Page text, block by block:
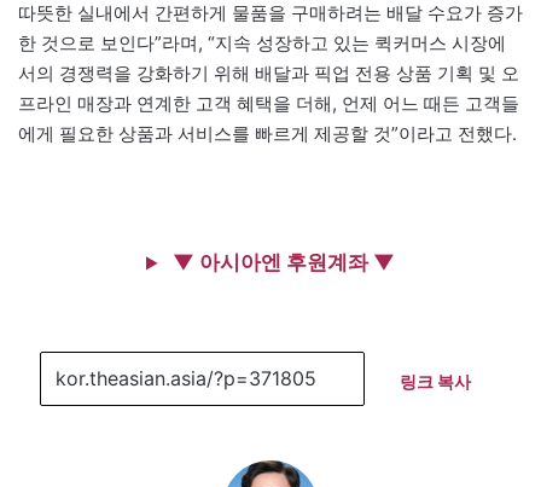
따뜻한 실내에서 간편하게 물품을 구매하려는 배달 수요가 증가
한 것으로 보인다”라며, “지속 성장하고 있는 퀵커머스 시장에
서의 경쟁력을 강화하기 위해 배달과 픽업 전용 상품 기획 및 오
프라인 매장과 연계한 고객 혜택을 더해, 언제 어느 때든 고객들
에게 필요한 상품과 서비스를 빠르게 제공할 것”이라고 전했다.
▼ 아시아엔 후원계좌 ▼
링크 복사